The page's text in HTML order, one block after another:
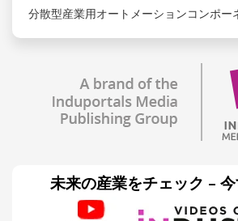
分散型産業用オートメーションコンポー
未来の産業をチェック – 今